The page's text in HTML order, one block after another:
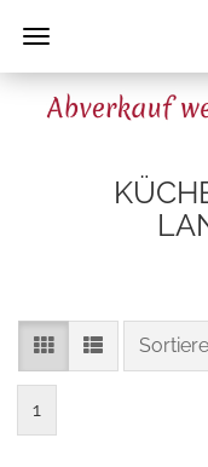
1